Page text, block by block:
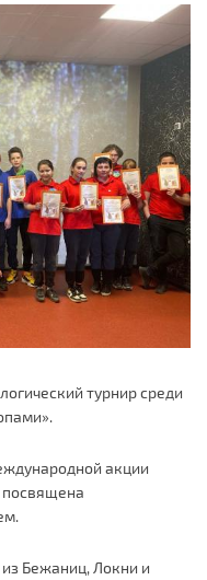
турнир среди
акции
посвящена
Бежаниц, Локни и